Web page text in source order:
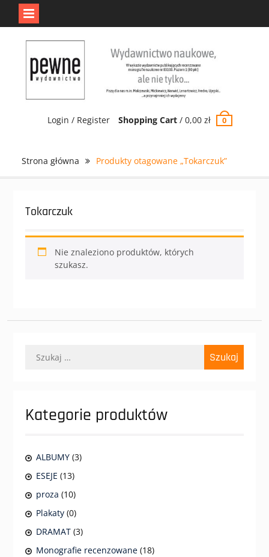
Login / Register Shopping Cart /0,00zł 0
Strona główna Produkty otagowane „Tokarczuk”
Tokarczuk
Nie znaleziono produktów, których
szukasz.
Kategorie produktów
ALBUMY (3)
ESEJE (13)
proza (10)
Plakaty (0)
DRAMAT (3)
Monografie recenzowane (18)